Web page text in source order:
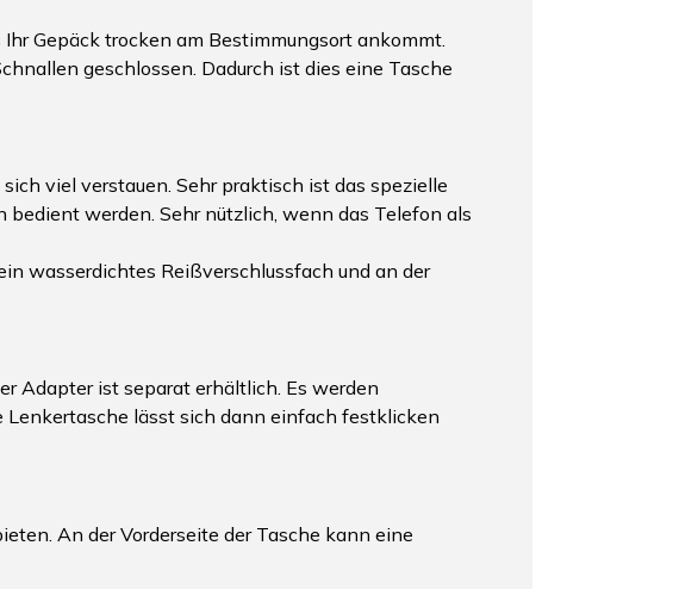
Gepäck trocken am Bestimmungsort ankommt.
geschlossen. Dadurch ist dies eine Tasche
viel verstauen. Sehr praktisch ist das spezielle
werden. Sehr nützlich, wenn das Telefon als
wasserdichtes Reißverschlussfach und an der
Adapter ist separat erhältlich. Es werden
Lenkertasche lässt sich dann einfach festklicken
An der Vorderseite der Tasche kann eine